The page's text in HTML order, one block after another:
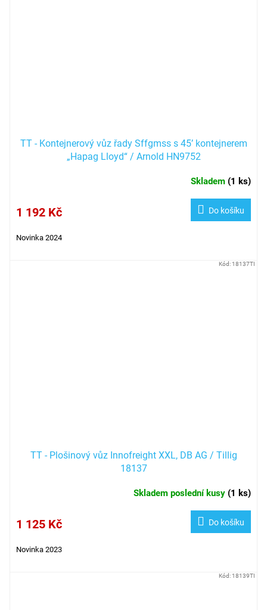
TT - Kontejnerový vůz řady Sffgmss s 45’ kontejnerem
„Hapag Lloyd“ / Arnold HN9752
Skladem (1 ks)
1 192 Kč Do košíku
Novinka 2024
TT - Plošinový vůz Innofreight XXL, DB AG / Tillig
18137
Skladem poslední kusy (1 ks)
1 125 Kč Do košíku
Novinka 2023
Kód: 18137TI
Kód: 18139TI